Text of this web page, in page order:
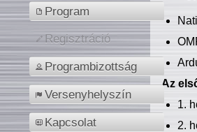
Program
Regisztráció
Programbizottság
Versenyhelyszín
Kapcsolat
Az
1.
2.